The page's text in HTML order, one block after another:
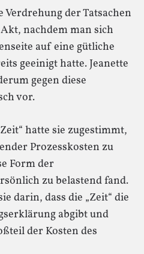
Verdrehung der Tatsachen
nachdem man sich
auf eine gütliche
geeinigt hatte. Jeanette
gegen diese
vor.
hatte sie zugestimmt,
Prozesskosten zu
Form der
zu belastend fand.
darin, dass die „Zeit“ die
abgibt und
der Kosten des